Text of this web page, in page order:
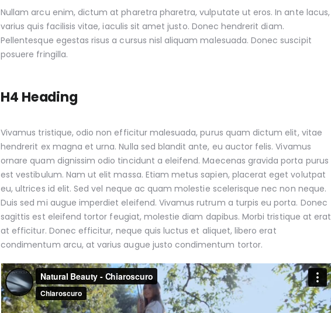
Nullam arcu enim, dictum at pharetra pharetra, vulputate ut eros. In ante lacus,
varius quis facilisis vitae, iaculis sit amet justo. Donec hendrerit diam.
Pellentesque egestas risus a cursus nisl aliquam malesuada. Donec suscipit
posuere fringilla.
H4 Heading
Vivamus tristique, odio non efficitur malesuada, purus quam dictum elit, vitae
hendrerit ex magna et urna. Nulla sed blandit ante, eu auctor felis. Vivamus
ornare quam dignissim odio tincidunt a eleifend. Maecenas gravida porta purus
est vestibulum. Nam ut elit massa. Etiam metus sapien, placerat eget volutpat
eu, ultrices id elit. Sed vel neque ac quam molestie scelerisque nec non neque.
Duis sed mi augue imperdiet eleifend. Vivamus rutrum a turpis eu porta. Donec
sagittis est eleifend tortor feugiat, molestie diam dapibus. Morbi tristique at erat
at efficitur. Donec efficitur, neque quis luctus et aliquet, libero erat
condimentum arcu, at varius augue justo condimentum tortor.